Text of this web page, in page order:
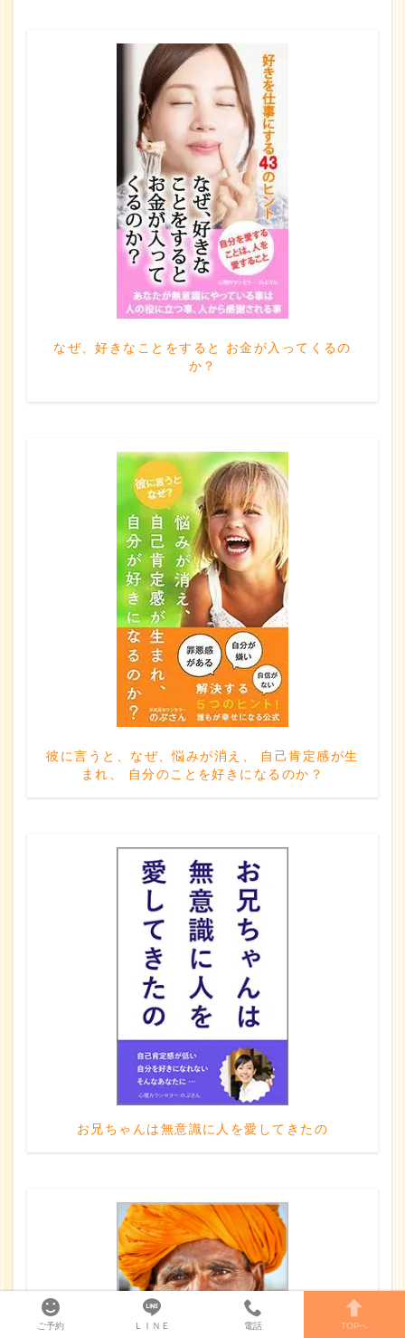
なぜ、好きなことをすると お金が入ってくるの
か？
彼に言うと、なぜ、悩みが消え、 自己肯定感が生
まれ、 自分のことを好きになるのか？
お兄ちゃんは無意識に人を愛してきたの
ご予約 ＬＩＮＥ 電話 TOPへ